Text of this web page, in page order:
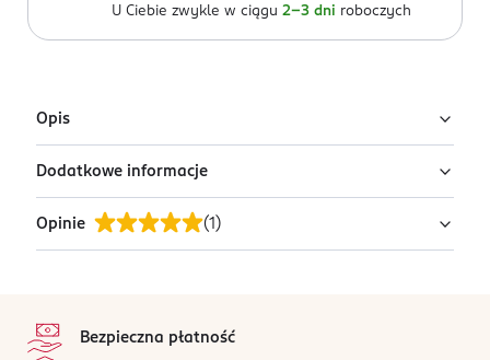
U Ciebie zwykle w ciągu 2-3 dni roboczych
Opis
Kredki ołówkowe BIC® Kids Evolution
ECOlutions®
Zestaw 24 kredek do kolorowania z gamy BIC -
Bezdrzewne korpusy z żywicy syntetycznej są odporne
Dodatkowe informacje
PRODUCENT/PODMIOT ODPOWIEDZIALNY
BIC Polska sp. z o.o.
Kod EAN
Opinie (1 )
Bezpieczna płatność